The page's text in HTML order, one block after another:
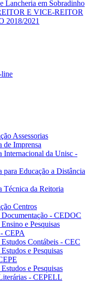
Lancheria em Sobradinho
E VICE-REITOR
2018/2021
Assessorias
de Imprensa
Internacional da Unisc -
para Educação a Distância
Técnica da Reitoria
Centros
Documentação - CEDOC
e Pesquisas
CEPA
Contábeis - CEC
e Pesquisas
e Pesquisas
- CEPELL